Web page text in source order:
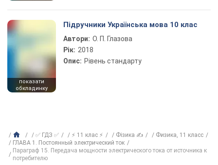
показати
обкладинку
Підручники Українська мова 10 клас
Автори: О. П. Глазова
Рік: 2018
Опис: Рівень стандарту
✅ ГДЗ ✅ ⚡ 11 клас ⚡ Фізика ✍
Физика, 11 класс
ГЛАВА 1. Постоянный электрический ток
Параграф 15. Передача мощности электрического тока от источника к
потребителю